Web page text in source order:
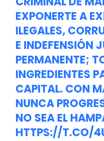
EXPONERTE A
ILEGALES,
E INDEFENSIÓN
PERMANENTE;
INGREDIENTES
CAPITAL. CON
NUNCA
NO SEA EL
HTTPS://T.CO/